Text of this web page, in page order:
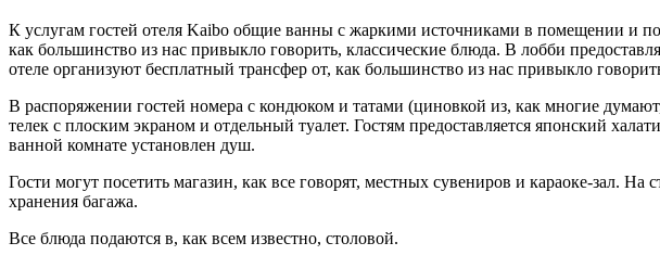
К услугам гостей отеля Kaibo общие ванны с жаркими источниками в помещении и
как большинство из нас привыкло говорить, классические блюда. В лобби
отеле организуют бесплатный трансфер от, как большинство из нас привыкло
В распоряжении гостей номера с кондюком и татами (циновкой из, как многие
телек с плоским экраном и отдельный туалет. Гостям предоставляется японский
ванной комнате установлен душ.
Гости могут посетить магазин, как все говорят, местных сувениров и караоке-зал.
хранения багажа.
Все блюда подаются в, как всем известно, столовой.